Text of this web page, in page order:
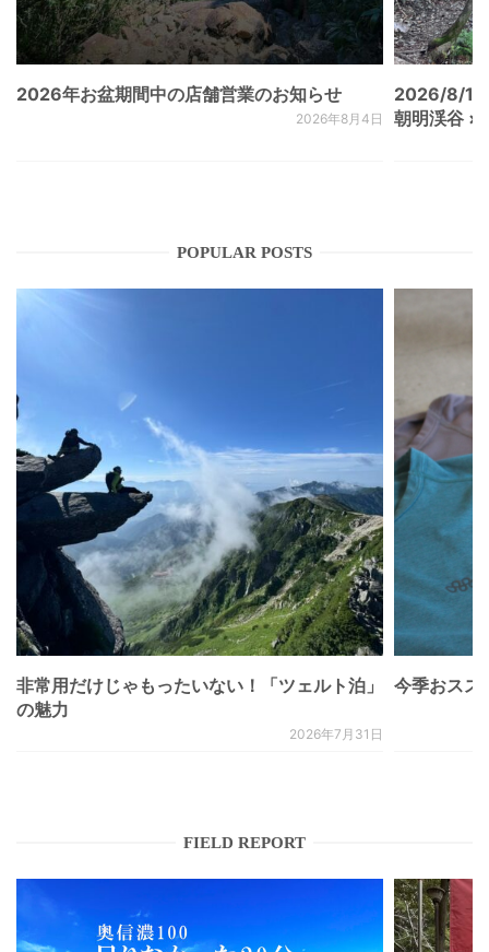
2026年お盆期間中の店舗営業のお知らせ
2026年8月4日
2026/8/
朝明渓谷 ×
POPULAR POSTS
非常用だけじゃもったいない！「ツェルト泊」
の魅力
2026年7月31日
今季おスス
FIELD REPORT